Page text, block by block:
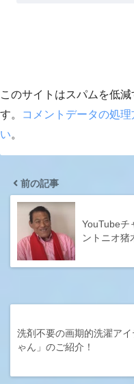
このサイトはスパムを低
す。
コメントデータの処
い。
前の記事
YouTubeチ
ントニオ猪
洗剤不要の画期的洗濯ア
ゃん」のご紹介！